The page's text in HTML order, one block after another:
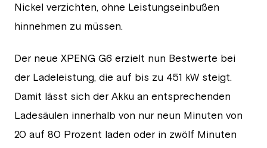
Nickel verzichten, ohne Leistungseinbußen
hinnehmen zu müssen.
Der neue XPENG G6 erzielt nun Bestwerte bei
der Ladeleistung, die auf bis zu 451 kW steigt.
Damit lässt sich der Akku an entsprechenden
Ladesäulen innerhalb von nur neun Minuten von
20 auf 80 Prozent laden oder in zwölf Minuten